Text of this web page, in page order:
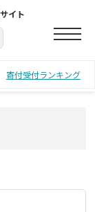
イト
寄付受付ランキング